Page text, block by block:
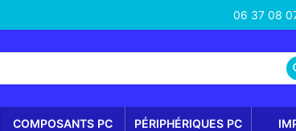
06 37 08
COMPOSANTS PC PÉRIPHÉRIQUES PC